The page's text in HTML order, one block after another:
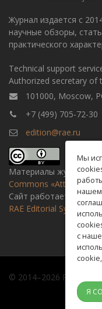
Журнал издается с
научные обзоры,
практического
Technical support
Authorized secretary of
101000, Moscow,
+7 (499) 705-72-30
edition@rae.ru
Материалы журнала
Commons «Attribution»
Сайт работает на
RAE Editorial System
© 2014–2026 Russian
Мы
нашем
с
cookie,
Я